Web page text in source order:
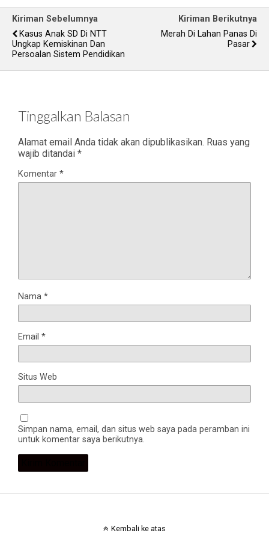
Kiriman Sebelumnya
Kasus Anak SD Di NTT
Ungkap Kemiskinan Dan
Persoalan Sistem Pendidikan
Kiriman Berikutnya
Merah Di Lahan Panas Di
Pasar
Tinggalkan Balasan
Alamat email Anda tidak akan dipublikasikan. Ruas yang
wajib ditandai *
Komentar *
Nama *
Email *
Situs Web
Simpan nama, email, dan situs web saya pada peramban ini
untuk komentar saya berikutnya.
Kembali ke atas